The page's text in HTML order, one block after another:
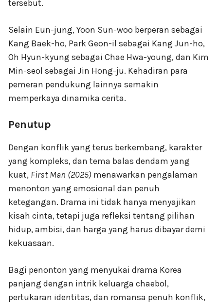
tersebut.
Selain Eun-jung, Yoon Sun-woo berperan sebagai
Kang Baek-ho, Park Geon-il sebagai Kang Jun-ho,
Oh Hyun-kyung sebagai Chae Hwa-young, dan Kim
Min-seol sebagai Jin Hong-ju. Kehadiran para
pemeran pendukung lainnya semakin
memperkaya dinamika cerita.
Penutup
Dengan konflik yang terus berkembang, karakter
yang kompleks, dan tema balas dendam yang
kuat, First Man (2025) menawarkan pengalaman
menonton yang emosional dan penuh
ketegangan. Drama ini tidak hanya menyajikan
kisah cinta, tetapi juga refleksi tentang pilihan
hidup, ambisi, dan harga yang harus dibayar demi
kekuasaan.
Bagi penonton yang menyukai drama Korea
panjang dengan intrik keluarga chaebol,
pertukaran identitas, dan romansa penuh konflik,